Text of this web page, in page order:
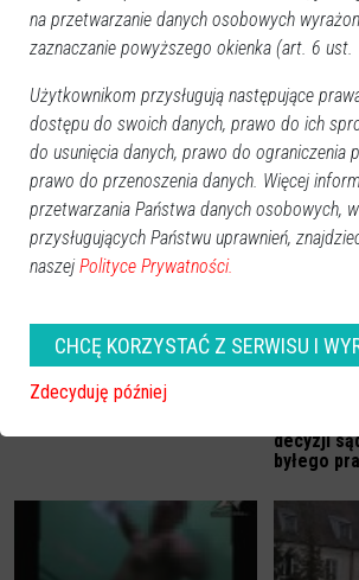
Zobacz również
Ostrołęka, miasto układów?
decyzji
byłego
na przetwarzanie danych osobowych
zaznaczanie powyższego okienka (art. 6
Użytkownikom przysługują następujące
dostępu do swoich danych, prawo do ich
do usunięcia danych, prawo do ograniczenia
prawo do przenoszenia danych. Więcej
przetwarzania Państwa danych osobowych,
przysługujących Państwu uprawnień,
naszej Polityce Prywatności.
CHCĘ KORZYSTAĆ Z SERWISU I
Zdecyduję później